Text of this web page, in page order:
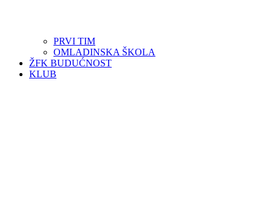
PRVI TIM
OMLADINSKA ŠKOLA
ŽFK BUDUĆNOST
KLUB